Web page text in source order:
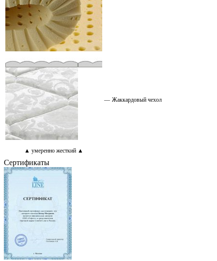
— Жаккардовый чехол
▲ умеренно жесткий ▲
Сертификаты